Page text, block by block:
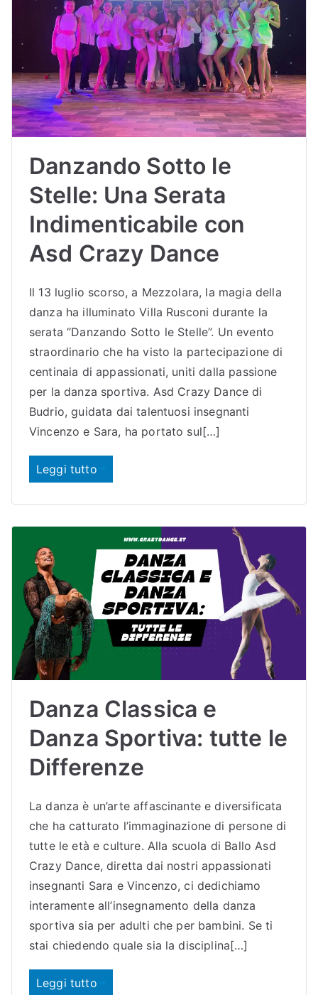
Sc
uol
a
di
dri
o
Danzando Sotto le
Stelle: Una Serata
Indimenticabile con
Asd Crazy Dance
Il 13 luglio scorso, a Mezzolara, la magia della
danza ha illuminato Villa Rusconi durante la
serata “Danzando Sotto le Stelle”. Un evento
straordinario che ha visto la partecipazione di
centinaia di appassionati, uniti dalla passione
per la danza sportiva. Asd Crazy Dance di
Budrio, guidata dai talentuosi insegnanti
Vincenzo e Sara, ha portato sul[…]
Leggi tutto
Danza Classica e
Danza Sportiva: tutte le
Differenze
La danza è un’arte affascinante e diversificata
che ha catturato l’immaginazione di persone di
tutte le età e culture. Alla scuola di Ballo Asd
Crazy Dance, diretta dai nostri appassionati
insegnanti Sara e Vincenzo, ci dedichiamo
interamente all’insegnamento della danza
sportiva sia per adulti che per bambini. Se ti
stai chiedendo quale sia la disciplina[…]
Leggi tutto